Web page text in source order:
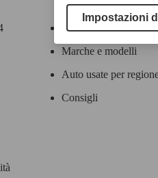
Contatti
Marche e modelli
Auto usate per
Consigli
Impostazioni